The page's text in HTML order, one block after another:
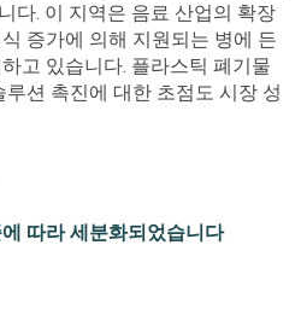
다. 이 지역은 음료 산업의 확장
증가에 의해 지원되는 병에 든
고 있습니다. 플라스틱 폐기물
션 촉진에 대한 초점도 시장 성
따라 세분화되었습니다